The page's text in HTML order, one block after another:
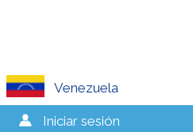
Venezuela
Iniciar sesión